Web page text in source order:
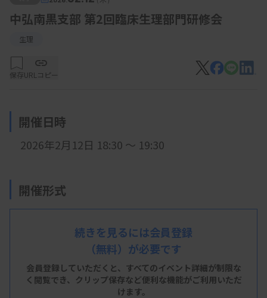
中弘南黒支部 第2回臨床生理部門研修会
生理
保存URLコピー
開催日時
2026年2月12日 18:30 ～ 19:30
開催形式
LIVE配信
青森県臨床検査技師会
続きを見るには会員登録
（無料）が必要です
会員登録していただくと、すべてのイベント詳細が制限な
く閲覧でき、 クリップ保存など便利な機能がご利用いただ
けます。